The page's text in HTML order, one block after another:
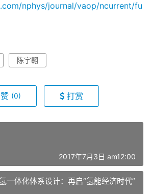
nphys/journal/vaop/ncurrent/fu
陈宇翱
赞 (0) 打赏
2017年7月3日 am12:00
一体化体系设计：再启“氢能经济时代”